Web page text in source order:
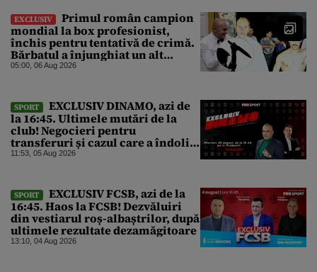
EXCLUSIV
Primul român campion
mondial la box profesionist,
închis pentru tentativă de crimă.
Bărbatul a înjunghiat un alt
interlop periculos
05:00, 06 Aug 2026
SPORT
EXCLUSIV DINAMO, azi de
la 16:45. Ultimele mutări de la
club! Negocieri pentru
transferuri și cazul care a îndoliat
Dinamo
11:53, 05 Aug 2026
SPORT
EXCLUSIV FCSB, azi de la
16:45. Haos la FCSB! Dezvăluiri
din vestiarul roș-albaștrilor, după
ultimele rezultate dezamăgitoare
13:10, 04 Aug 2026